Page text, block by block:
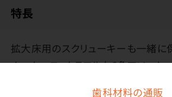
歯科材料の通販
特長
拡大床用のスクリューキーも一緒に
ナーケース。カラフルな6色アソート。
上蓋に通気孔（2穴）付いています。